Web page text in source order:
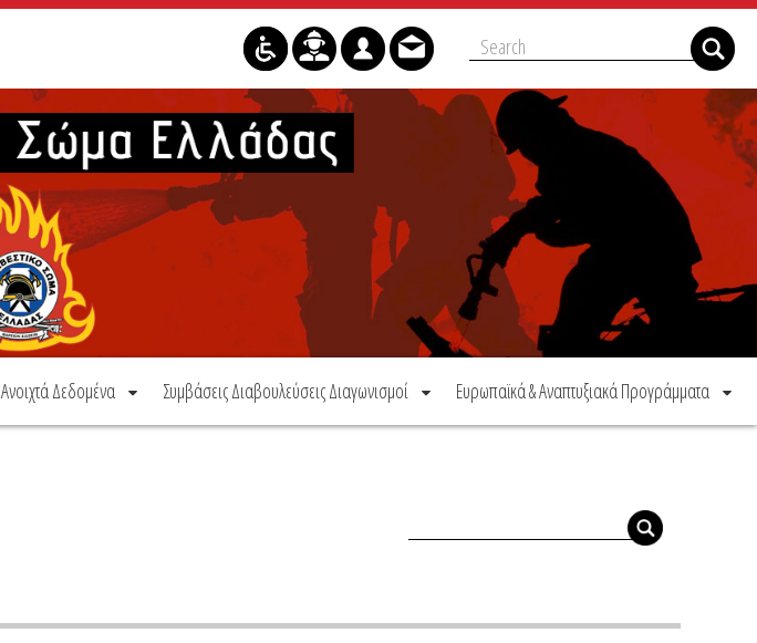
Ανοιχτά Δεδομένα Συμβάσεις Διαβουλεύσεις Διαγωνισμοί Ευρωπαϊκά & Αναπτυξιακά Προγράμματα